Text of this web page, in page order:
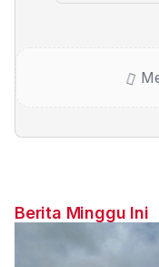
Berita Minggu Ini